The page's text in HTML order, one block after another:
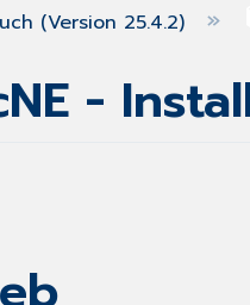
(Version 25.4.2)
-